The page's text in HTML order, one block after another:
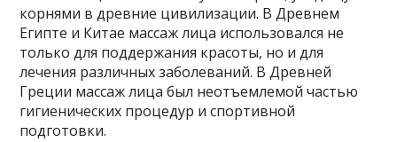
корнями в древние цивилизации. В Древнем
Египте и Китае массаж лица использовался не
только для поддержания красоты, но и для
лечения различных заболеваний. В Древней
Греции массаж лица был неотъемлемой частью
гигиенических процедур и спортивной
подготовки.